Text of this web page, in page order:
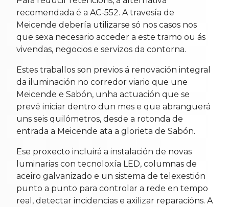
recomendada é a AC-552. A travesía de
Meicende debería utilizarse só nos casos nos
que sexa necesario acceder a este tramo ou ás
vivendas, negocios e servizos da contorna.
Estes traballos son previos á renovación integral
da iluminación no corredor viario que une
Meicende e Sabón, unha actuación que se
prevé iniciar dentro dun mes e que abranguerá
uns seis quilómetros, desde a rotonda de
entrada a Meicende ata a glorieta de Sabón.
Ese proxecto incluirá a instalación de novas
luminarias con tecnoloxía LED, columnas de
aceiro galvanizado e un sistema de telexestión
punto a punto para controlar a rede en tempo
real, detectar incidencias e axilizar reparacións. A